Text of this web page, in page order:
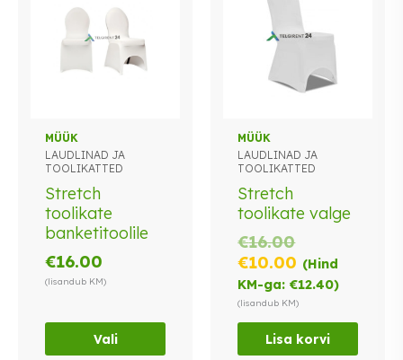
MÜÜK
LAUDLINAD JA
TOOLIKATTED
Stretch
toolikate
banketitoolile
€16.00
(lisandub KM)
Vali
Sellel
tootel
on
mitu
varianti.
Valikuid
saab
teha
MÜÜK
LAUDLINAD JA
TOOLIKATTED
Stretch
toolikate valge
€16.00Algne
hind
oli:
€16.00.
€10.00 Praegune
hind
on:
€10.00.
(Hind
KM-ga:€12.40)
(lisandub KM)
Lisa korvi